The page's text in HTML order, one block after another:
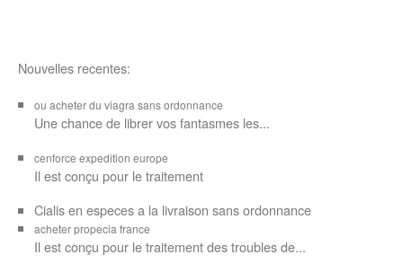
Nouvelles recentes:
ou acheter du viagra sans ordonnance
Une chance de librer vosfantasmes les...
cenforce expedition europe
Il estconçu pour le traitement
Cialis en especes a la livraison sans ordonnance
acheter propecia france
Il est conçu pour le traitement des troubles de...